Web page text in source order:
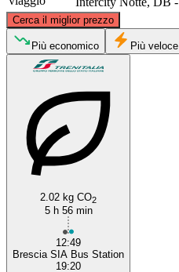
Cerca il miglior prezzo
Brescia
Più economico Più veloce
2.02 kg CO2
5 h 56 min
12:49
Brescia SIA Bus Station
19:20